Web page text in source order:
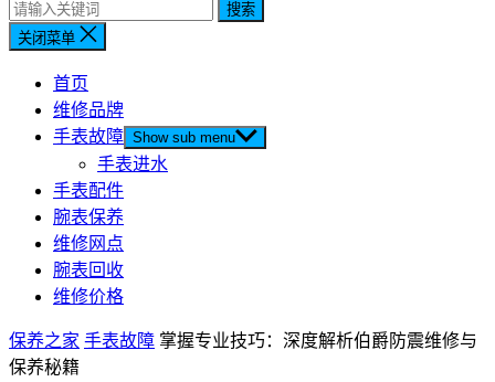
搜索
关闭菜单
首页
维修品牌
手表故障 Show sub menu
手表进水
手表配件
腕表保养
维修网点
腕表回收
维修价格
保养之家 手表故障 掌握专业技巧：深度解析伯爵防震维修与
保养秘籍